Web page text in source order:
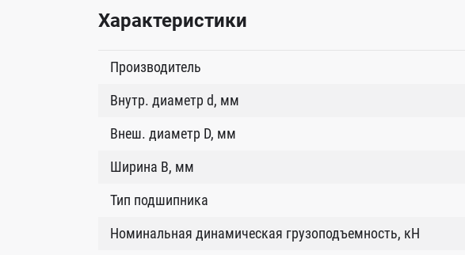
Характеристики
Производитель
Внутр. диаметр d, мм
Внеш. диаметр D, мм
Ширина B, мм
Тип подшипника
Номинальная динамическая грузоподъемность, кН